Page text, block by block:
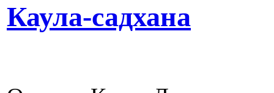
Каула-садхана